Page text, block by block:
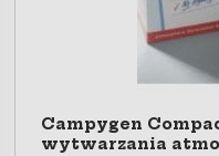
Campygen
wytwarzania